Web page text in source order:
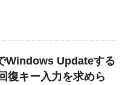
Windows Updateする
復キー入力を求めら